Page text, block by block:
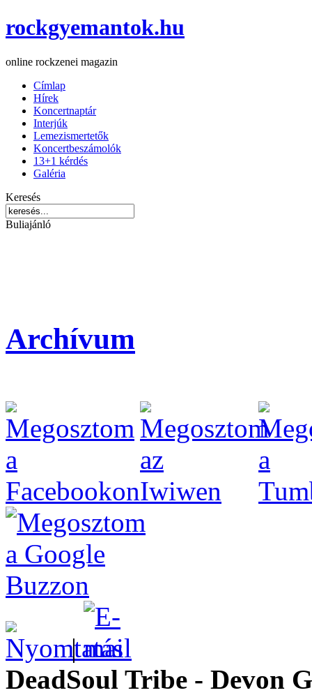
rockgyemantok.hu
online rockzenei magazin
Címlap
Hírek
Koncertnaptár
Interjúk
Lemezismertetők
Koncertbeszámolók
13+1 kérdés
Galéria
Keresés
Buliajánló
Archívum
|
DeadSoul Tribe - Devon